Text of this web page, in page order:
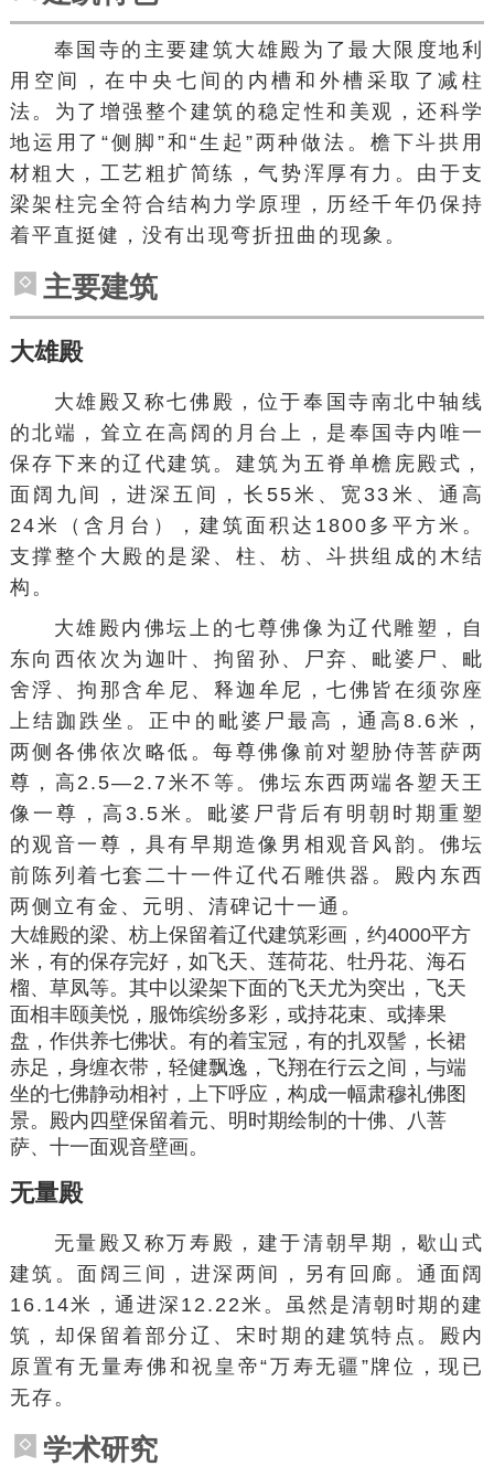
奉国寺的主要建筑大雄殿为了最大限度地利
用空间，在中央七间的内槽和外槽采取了减柱
法。为了增强整个建筑的稳定性和美观，还科学
地运用了“侧脚”和“生起”两种做法。檐下斗拱用
材粗大，工艺粗扩简练，气势浑厚有力。由于支
梁架柱完全符合结构力学原理，历经千年仍保持
着平直挺健，没有出现弯折扭曲的现象。
主要建筑
大雄殿
大雄殿又称七佛殿，位于奉国寺南北中轴线
的北端，耸立在高阔的月台上，是奉国寺内唯一
保存下来的辽代建筑。建筑为五脊单檐庑殿式，
面阔九间，进深五间，长55米、宽33米、通高
24米（含月台），建筑面积达1800多平方米。
支撑整个大殿的是梁、柱、枋、斗拱组成的木结
构。
大雄殿内佛坛上的七尊佛像为辽代雕塑，自
东向西依次为 迦叶 、 拘留孙 、 尸弃 、 毗婆尸 、 毗
舍浮 、拘那含牟尼 、 释迦牟尼 ，七佛皆在须弥座
上结跏跌坐。正中的毗婆尸最高，通高8.6米，
两侧各佛依次略低。每尊佛像前对塑 胁侍菩萨两
尊，高2.5—2.7米不等。佛坛东西两端各塑天王
像一尊，高3.5米。毗婆尸背后有明朝时期重塑
的观音一尊，具有早期造像男相观音风韵。佛坛
前陈列着七套二十一件辽代石雕供器。殿内东西
两侧立有金、元明、清碑记十一通。
大雄殿的梁、枋上保留着辽代建筑彩画，约4000平方
米，有的保存完好，如飞天、莲荷花、牡丹花、海石
榴、草凤等。其中以梁架下面的飞天尤为突出，飞天
面相丰颐美悦，服饰缤纷多彩，或持花束、或捧果
盘，作供养七佛状。有的着宝冠，有的扎双髻，长裙
赤足，身缠衣带，轻健飘逸，飞翔在行云之间，与端
坐的七佛静动相衬，上下呼应，构成一幅肃穆礼佛图
景。殿内四壁保留着元、明时期绘制的十佛、八菩
萨、十一面观音壁画。
无量殿
无量殿又称万寿殿，建于清朝早期，歇山式
建筑。面阔三间，进深两间，另有回廊。通面阔
16.14米，通进深12.22米。虽然是清朝时期的建
筑，却保留着部分辽、宋时期的建筑特点。殿内
原置有无量寿佛和祝皇帝“万寿无疆”牌位，现已
无存。
学术研究